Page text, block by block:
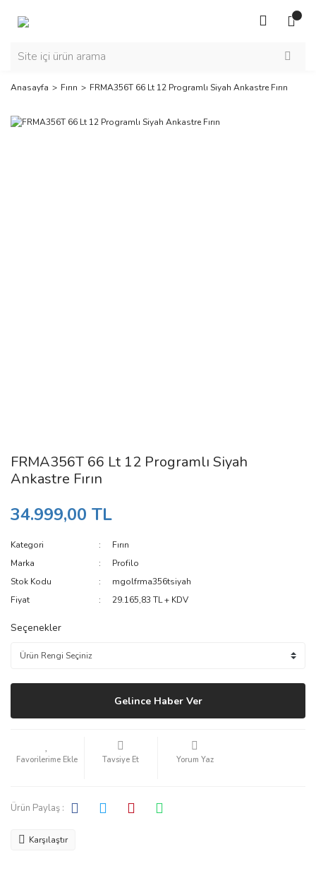
Anasayfa Fırın FRMA356T 66 Lt 12 Programlı Siyah Ankastre Fırın
FRMA356T 66 Lt 12 Programlı Siyah
Ankastre Fırın
34.999,00 TL
Kategori
Fırın
Marka
Profilo
Stok Kodu
mgolfrma356tsiyah
Fiyat
29.165,83 TL + KDV
Seçenekler
Gelince Haber Ver
Tavsiye Et Yorum Yaz
Ürün Paylaş :
Karşılaştır